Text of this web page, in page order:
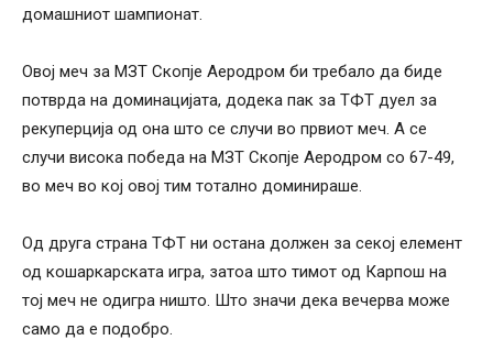
домашниот шампионат.
Овој меч за МЗТ Скопје Аеродром би требало да биде
потврда на доминацијата, додека пак за ТФТ дуел за
рекуперција од она што се случи во првиот меч. А се
случи висока победа на МЗТ Скопје Аеродром со 67-49,
во меч во кој овој тим тотално доминираше.
Од друга страна ТФТ ни остана должен за секој елемент
од кошаркарската игра, затоа што тимот од Карпош на
тој меч не одигра ништо. Што значи дека вечерва може
само да е подобро.